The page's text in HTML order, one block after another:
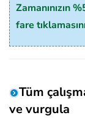
Zamanınızın
fare
Tüm
ve vurgula